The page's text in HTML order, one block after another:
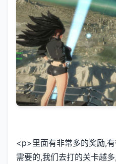
<p>里面有非常多的奖励,
需要的,我们去打的关卡越